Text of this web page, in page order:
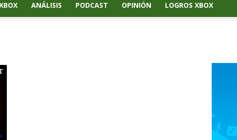
ANÁLISIS PODCAST OPINIÓN LOGROS XBOX